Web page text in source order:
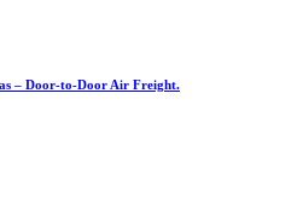
– Door-to-Door Air Freight.